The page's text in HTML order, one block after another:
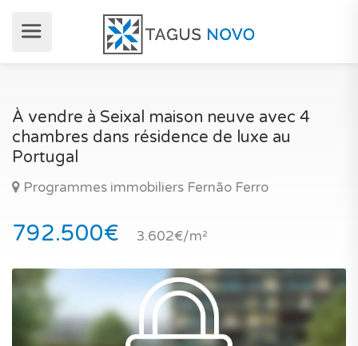
À vendre à Seixal maison neuve avec 4
chambres dans résidence de luxe au
Portugal
Programmes immobiliers Fernão Ferro
792.500€ 3.602€/m²